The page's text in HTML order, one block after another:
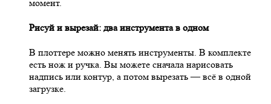
момент.
Рисуй и вырезай: два инструмента в одном
В плоттере можно менять инструменты. В комплекте
есть нож и ручка. Вы можете сначала нарисовать
надпись или контур, а потом вырезать — всё в одной
загрузке.